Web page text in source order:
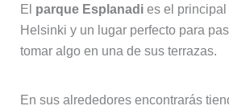
El parque Esplanadies el principal
Helsinki y un lugar perfecto para
tomar algo en una de sus terrazas.
En sus alrededores encontrarás